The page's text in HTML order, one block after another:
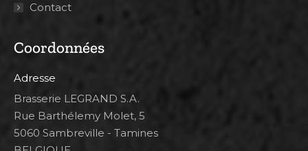
Contact
Coordonnées
Adresse
Brasserie LEGRAND S.A.
Rue Barthélemy Molet, 5
5060 Sambreville - Tamines